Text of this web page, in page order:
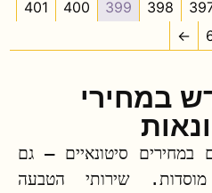
398
399
400
401
←
במחירי
במחירים סיטונאיים – גם
שירותי הטבעה